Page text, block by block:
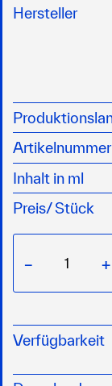
PVC,
die
für alle
mit
und
gibt der
Regen
Hersteller
Artikelnummer
Inhalt in ml
Preis/Stück
− +
Verfügbarkeit